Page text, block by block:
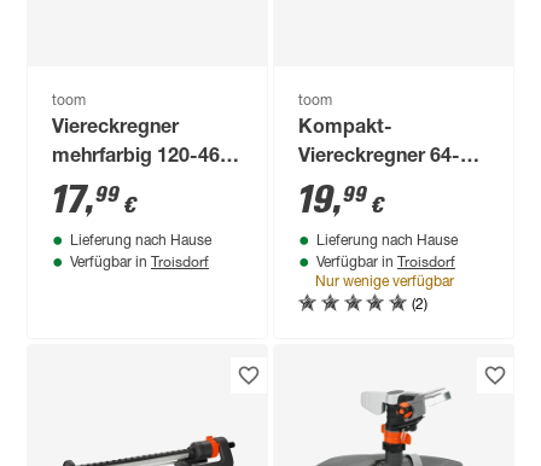
toom
Viereckregner
mehrfarbig 120-460
m²
17,99 €
Lieferung nach Hause
Verfügbar in Troisdorf
toom
Kompakt-
Viereckregner 64-
252 m²
19,99 €
Lieferung nach Hause
Verfügbar in Troisdorf
Nur wenige verfügbar
(2)